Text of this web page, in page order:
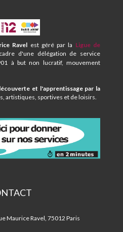
CPA
ET
CENTRE
SOCIAL
MAURICE
Ravel est géré par la Ligue de
d'une délégation de service
à but non lucratif, mouvement
et l'apprentissage par la
artistiques, sportives et de loisirs.
Maurice Ravel, 75012 Paris